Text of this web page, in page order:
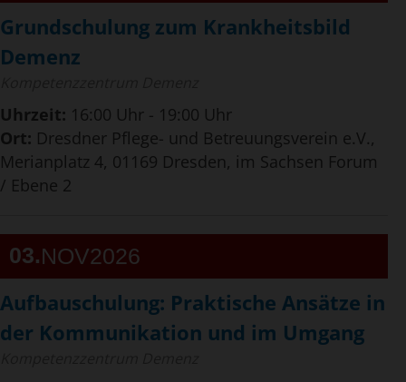
Grundschulung zum Krankheitsbild
Demenz
Uhrzeit: 16:00 Uhr - 19:00 Uhr
Ort: Dresdner Pflege- und Betreuungsverein e.V.,
Merianplatz 4, 01169 Dresden, im Sachsen Forum
/ Ebene 2
03 NOV2026
Aufbauschulung: Praktische Ansätze in
der Kommunikation und im Umgang